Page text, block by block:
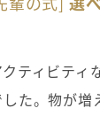
ティビティ
た。物が増